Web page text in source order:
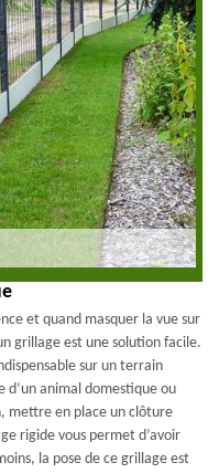
et quand masquer la vue sur
grillage est une solution facile.
sur un terrain
d’un animal domestique ou
mettre en place un clôture
rigide vous permet d’avoir
la pose de ce grillage est